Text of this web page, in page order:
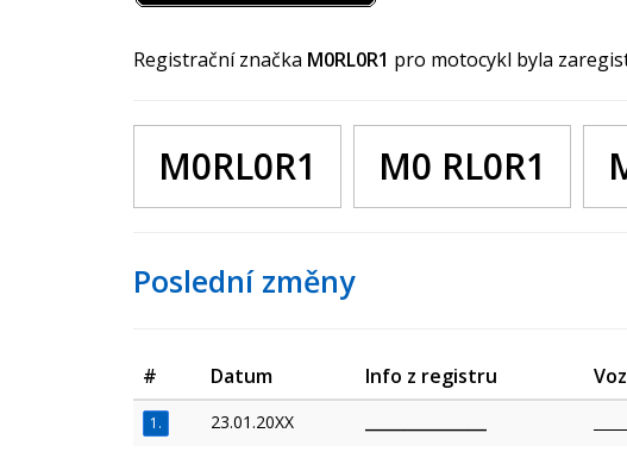
Registrační značka M0RL0R1 pro motocykl byla
M0RL0R1 M0 RL0R1
Poslední změny
# Datum Info z registru
1. 23.01.20XX